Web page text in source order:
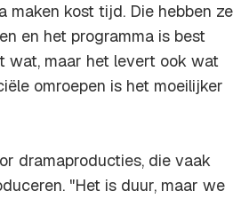
maken kost tijd. Die hebben ze
en het programma is best
wat, maar het levert ook wat
omroepen is het moeilijker
dramaproducties, die vaak
"Het is duur, maar we